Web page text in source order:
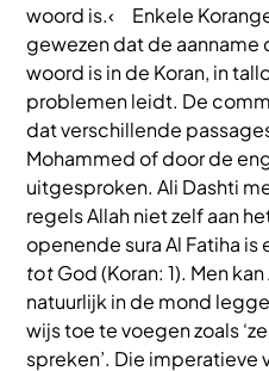
woord is.‹ Enkele
gewezen dat de aanname
woord is in de Koran, in
problemen leidt. De
dat verschillende
Mohammed of door de
uitgesproken. Ali Dashti
regels Allah niet zelf aan
openende sura Al Fatiha
totGod (Koran: 1). Men
natuurlijk in de mond
wijs toe te voegen zoals
spreken’. Die